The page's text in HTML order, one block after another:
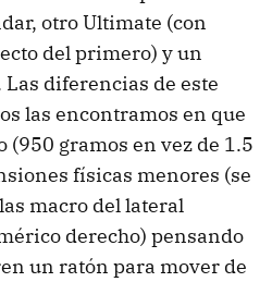
otro Ultimate (con
del primero) y un
Las diferencias de este
las encontramos en que
gramos en vez de 1.5
físicas menores (se
macro del lateral
derecho) pensando
un ratón para mover de